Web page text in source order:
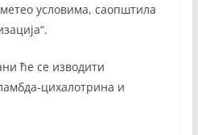
условима, саопштила
ће се изводити
цихалотрина и